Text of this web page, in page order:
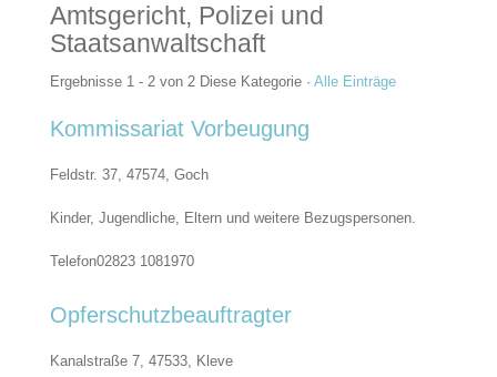
Amtsgericht, Polizei und
Staatsanwaltschaft
Ergebnisse 1 - 2 von 2 Diese Kategorie · Alle Einträge
Kommissariat Vorbeugung
Feldstr. 37, 47574, Goch
Kinder, Jugendliche, Eltern und weitere Bezugspersonen.
Telefon02823 1081970
Opferschutzbeauftragter
Kanalstraße 7, 47533, Kleve